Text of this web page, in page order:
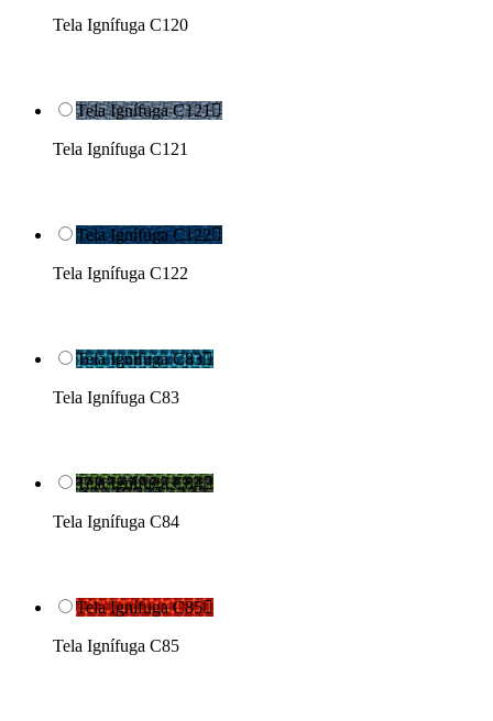
Tela Ignífuga C120
Tela Ignífuga C121
Tela Ignífuga C121
Tela Ignífuga C122
Tela Ignífuga C122
Tela Ignífuga C83
Tela Ignífuga C83
Tela Ignífuga C84
Tela Ignífuga C84
Tela Ignífuga C85
Tela Ignífuga C85